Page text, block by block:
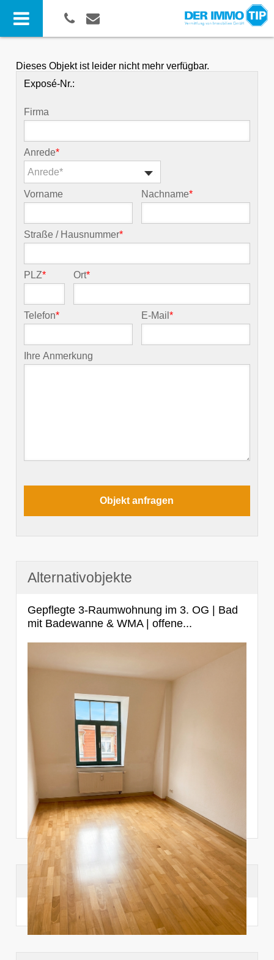
Dieses Objekt ist leider nicht mehr verfügbar.
Exposé-Nr.:
Firma
Anrede*
Anrede*
Vorname Nachname*
Straße / Hausnummer*
PLZ* Ort*
Telefon* E-Mail*
Ihre Anmerkung
Alternativobjekte
Gepflegte 3-Raumwohnung im 3. OG | Bad
mit Badewanne & WMA | offene...
Suchhistorie
noch nichts angesehen